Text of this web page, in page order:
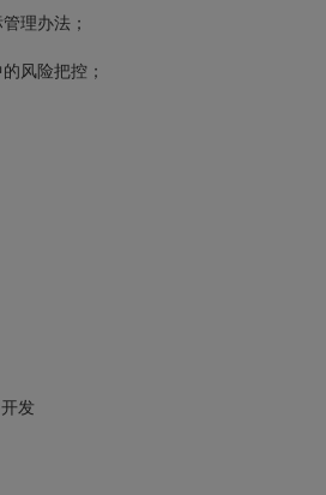
理办法；
风险把控；
发